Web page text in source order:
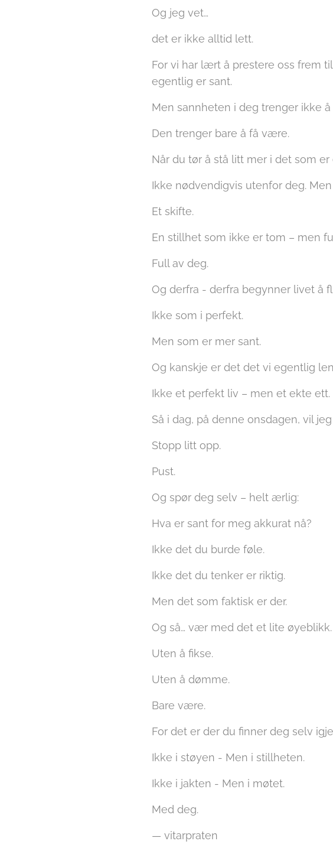
Og jeg vet…
det er ikke alltid lett.
For vi har lært å prestere oss frem
egentlig er sant.
Men sannheten i deg trenger ikke
Den trenger bare å få være.
Når du tør å stå litt mer i det som
Ikke nødvendigvis utenfor deg. Men
Et skifte.
En stillhet som ikke er tom – men
Full av deg.
Og derfra - derfra begynner livet å
Ikke som i perfekt.
Men som er mer sant.
Og kanskje er det det vi egentlig
Ikke et perfekt liv – men et ekte ett.
Så i dag, på denne onsdagen, vil
Stopp litt opp.
Pust.
Og spør deg selv – helt ærlig:
Hva er sant for meg akkurat nå?
Ikke det du burde føle.
Ikke det du tenker er riktig.
Men det som faktisk er der.
Og så… vær med det et lite øyeblikk.
Uten å fikse.
Uten å dømme.
Bare være.
For det er der du finner deg selv
Ikke i støyen - Men i stillheten.
Ikke i jakten - Men i møtet.
Med deg.
— vitarpraten